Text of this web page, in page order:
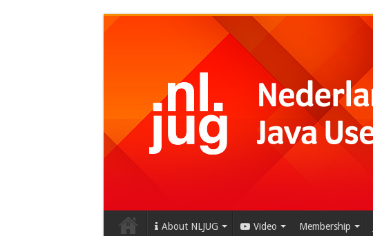
About NLJUG Video Membership